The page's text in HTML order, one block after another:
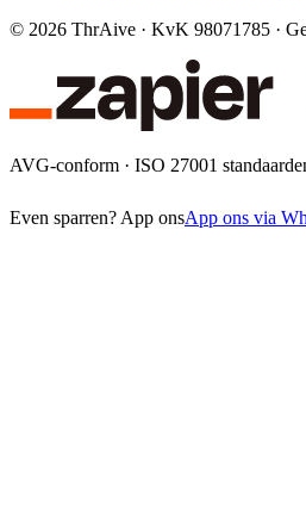
© 2026 ThrAive · KvK 98071785 ·
AVG-conform · ISO 27001
Even sparren? App onsApp ons via